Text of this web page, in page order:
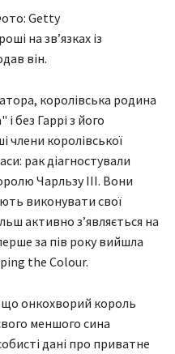
Getty
на зв’язках із
він.
королівська родина
без Гаррі з його
члени королівської
рак діагностували
Чарльзу ІІІ. Вони
виконувати свої
активно зʼявляється на
за пів року вийшла
the Colour.
що онкохворий король
меншого сина
дані про приватне